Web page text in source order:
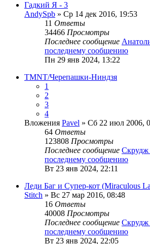
Гадкий Я - 3
AndySpb » Ср 14 дек 2016, 19:53
11 Ответы
34466 Просмотры
Последнее сообщение
последнему сообщению
Пн 29 янв 2024, 13:22
TMNT/Черепашки-Ниндзя
1
2
3
4
Вложения Pavel » Сб 22 июл 2006,
64 Ответы
123808 Просмотры
Последнее сообщение
последнему сообщению
Вт 23 янв 2024, 22:11
Леди Баг и Супер-кот (Miraculous
Stitch » Вс 27 мар 2016, 08:48
16 Ответы
40008 Просмотры
Последнее сообщение
последнему сообщению
Вт 23 янв 2024, 22:05